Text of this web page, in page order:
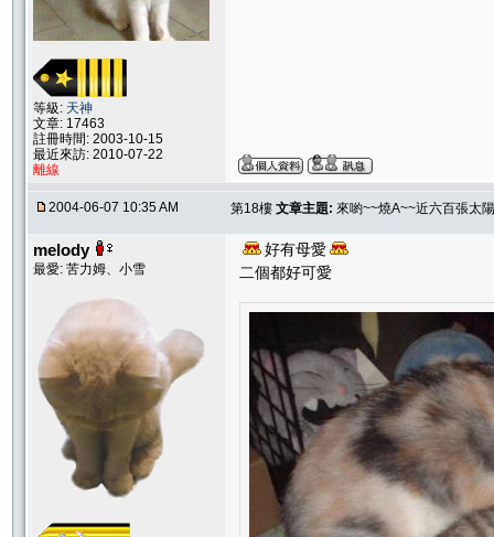
等級: 天神
文章: 17463
註冊時間: 2003-10-15
最近來訪: 2010-07-22
離線
2004-06-07 10:35 AM 第18樓 文章主題: 來喲~~燒A~~近六百張太
melody
最愛: 苦力姆、小雪
好有母愛
二個都好可愛